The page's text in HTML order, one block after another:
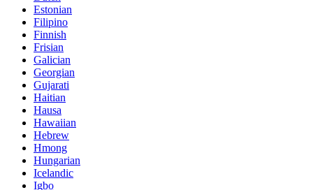
Estonian
Filipino
Finnish
Frisian
Galician
Georgian
Gujarati
Haitian
Hausa
Hawaiian
Hebrew
Hmong
Hungarian
Icelandic
Igbo